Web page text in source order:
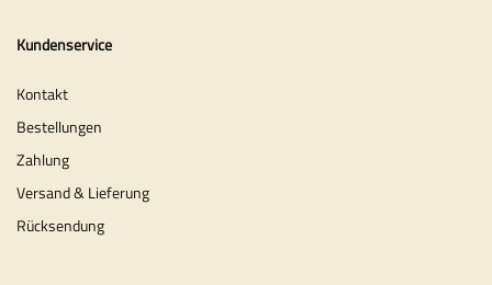
Kundenservice
Kontakt
Bestellungen
Zahlung
Versand & Lieferung
Rücksendung